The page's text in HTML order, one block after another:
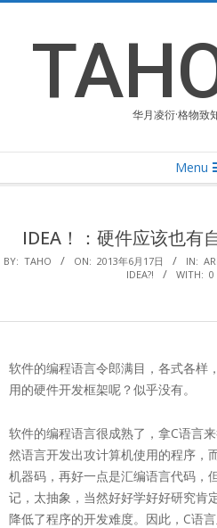
content
华月凌衍·格物致
Navigation
Menu
IDEA！：硬件应该也有
BY: TAHO ON: 2013年6月17日 IN:
IDEA?!
WITH: 0
软件的编程语言令郎满目，各式各样
用的硬件开发框架呢？似乎没有。
软件的编程语言很成熟了，拿C语言
然语言开发出攻计算机使用的程序，
机器码，再好一点是汇编语言代码，
记，太抽象，当然好好学好好研究肯
降低了程序的开发难度。因此，C语